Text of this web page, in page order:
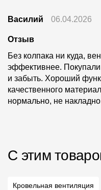
Василий 06.04.2026
Отзыв
Без колпака ни куда,
эффективнее. Покупали
и забыть. Хороший
качественного
нормально, не
С этим
Кровельная вентиляция